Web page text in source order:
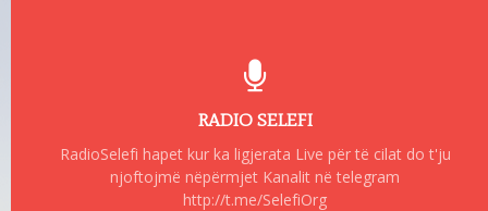
RADIO SELEFI
RadioSelefi hapet kur ka ligjerata Live për të cilat do t'ju
njoftojmë nëpërmjet Kanalit në telegram
http://t.me/SelefiOrg